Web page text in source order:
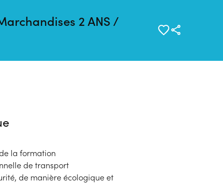
2 ANS /
la formation
de transport
de manière écologique et